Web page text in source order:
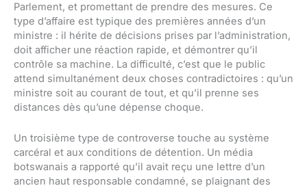
Parlement, et promettant de prendre des mesures. Ce
type d’affaire est typique des premières années d’un
ministre : il hérite de décisions prises par l’administration,
doit afficher une réaction rapide, et démontrer qu’il
contrôle sa machine. La difficulté, c’est que le public
attend simultanément deux choses contradictoires : qu’un
ministre soit au courant de tout, et qu’il prenne ses
distances dès qu’une dépense choque.
Un troisième type de controverse touche au système
carcéral et aux conditions de détention. Un média
botswanais a rapporté qu’il avait reçu une lettre d’un
ancien haut responsable condamné, se plaignant des